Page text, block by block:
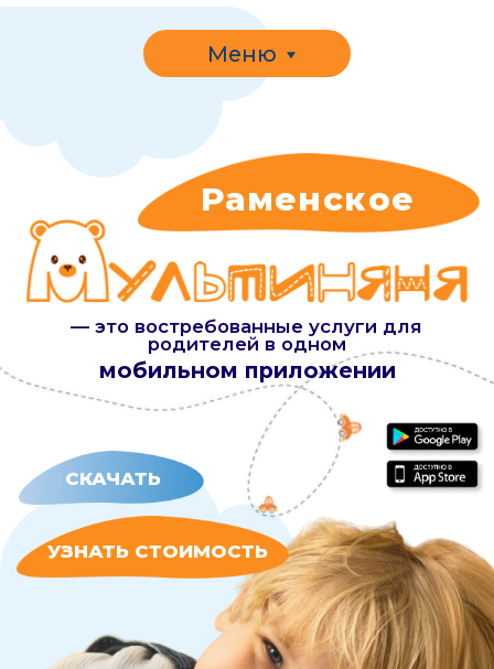
Меню
— это востребованные услуги для
мобильном приложении
УЗНАТЬ СТОИМОСТЬ
Раменское